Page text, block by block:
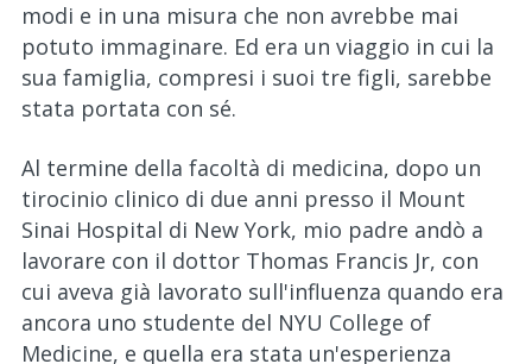
modi e in una misura che non avrebbe mai
potuto immaginare. Ed era un viaggio in cui la
sua famiglia, compresi i suoi tre figli, sarebbe
stata portata con sé.
Al termine della facoltà di medicina, dopo un
tirocinio clinico di due anni presso il Mount
Sinai Hospital di New York, mio padre andò a
lavorare con il dottor Thomas Francis Jr, con
cui aveva già lavorato sull'influenza quando era
ancora uno studente del NYU College of
Medicine, e quella era stata un'esperienza